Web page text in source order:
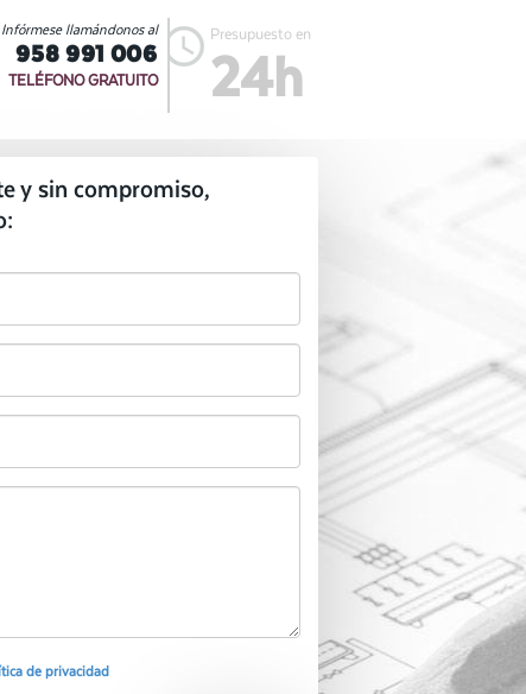
Presupuesto en
24h
Infórmese llamándonos al
958 991 006
TELÉFONO GRATUITO
y sin compromiso,
de privacidad